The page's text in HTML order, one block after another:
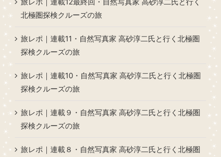
北極圏探検クルーズの旅
旅レポ｜連載11・自然写真家 高砂淳二氏と行く北極圏
探検クルーズの旅
旅レポ｜連載10・自然写真家 高砂淳二氏と行く北極圏
探検クルーズの旅
旅レポ｜連載９・自然写真家 高砂淳二氏と行く北極圏
探検クルーズの旅
旅レポ｜連載８・自然写真家 高砂淳二氏と行く北極圏